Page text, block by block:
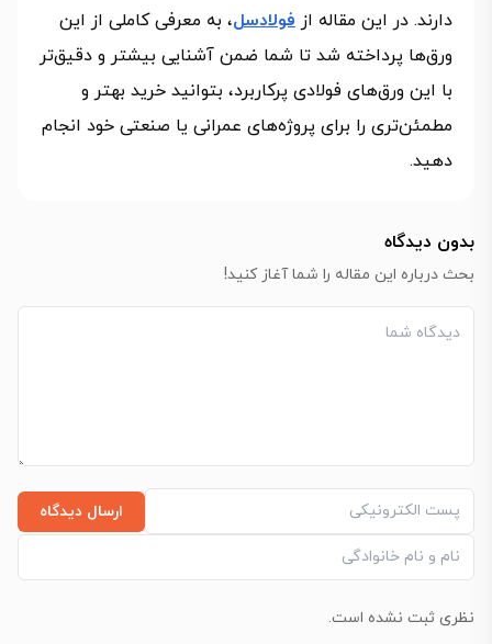
دارند. در این مقاله از فولادسل، به معرفی کاملی از این
ورق‌ها پرداخته شد تا شما ضمن آشنایی بیشتر و دقیق‌تر
با این ورق‌های فولادی پرکاربرد، بتوانید خرید بهتر و
مطمئن‌تری را برای پروژه‌های عمرانی یا صنعتی خود انجام
دهید.
بدون دیدگاه
بحث درباره این مقاله را شما آغاز کنید!
ارسال دیدگاه
نظری ثبت نشده است.